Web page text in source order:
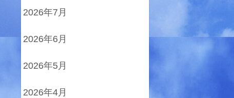
2026年7月
2026年6月
2026年5月
2026年4月